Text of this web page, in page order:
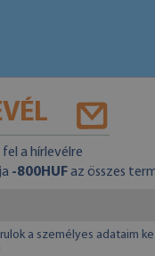
a hírlevélre
-800HUFaz összes
a személyes adataim